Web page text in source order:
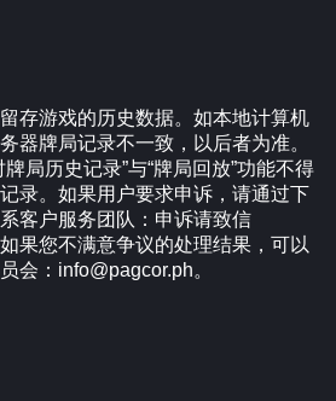
存游戏的历史数据。如本地计算机
器牌局记录不一致，以后者为准。
局历史记录”与“牌局回放”功能不得
录。如果用户要求申诉，请通过下
客户服务团队：申诉请致信
果您不满意争议的处理结果，可以
会： info@pagcor.ph。